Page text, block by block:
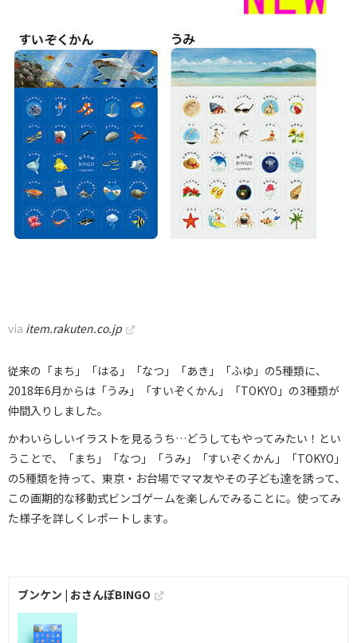
via item.rakuten.co.jp
従来の「まち」「はる」「なつ」「あき」「ふゆ」の5種類に、
2018年6月からは「うみ」「すいぞくかん」「TOKYO」の3種類が
仲間入りしました。
かわいらしいイラストを見るうち…どうしてもやってみたい！とい
うことで、「まち」「なつ」「うみ」「すいぞくかん」「TOKYO」
の5種類を持って、東京・お台場でママ友やその子ども達を誘って、
この画期的な移動式ビンゴゲームを楽しんでみることに。使ってみ
た様子を詳しくレポートします。
ブンケン | おさんぽBINGO